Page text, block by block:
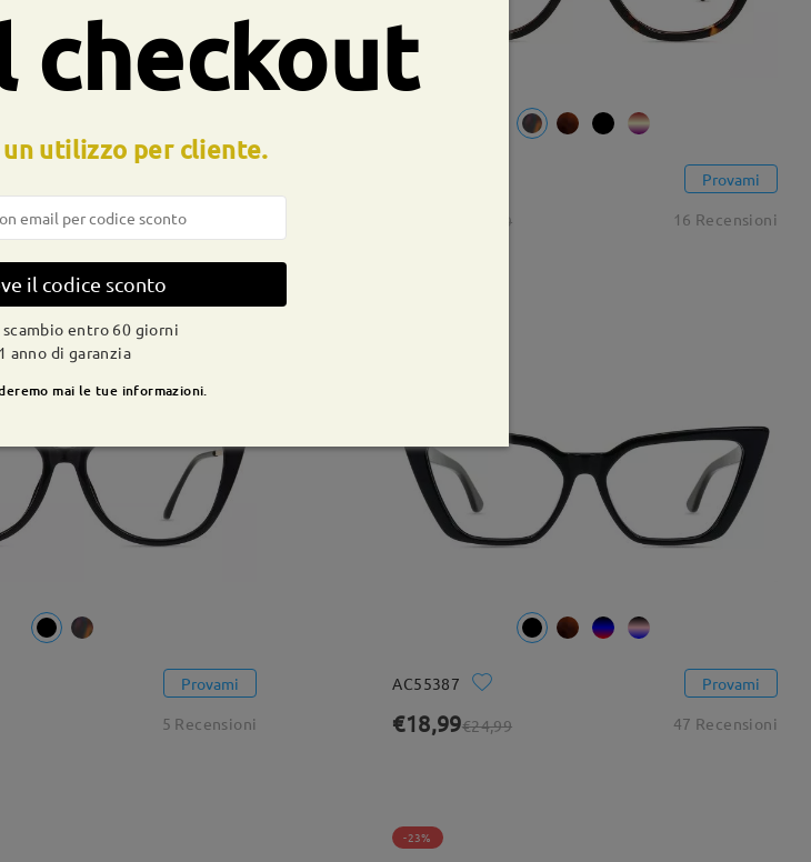
46 Recensioni
Provami
€27,99 16 Recensioni
Provami
5 Recensioni
AC55387 Provami
€18,99€24,99 47 Recensioni
-23%
checkout
utilizzo per cliente.
il codice sconto
scambio entro 60 giorni
1 anno di garanzia
mai le tue informazioni.